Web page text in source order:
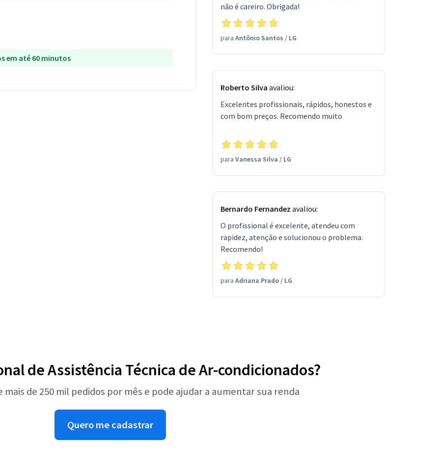
em até 60 minutos
não é careiro. Obrigada!
para Antônio Santos / LG
Roberto Silva avaliou:
Excelentes profissionais, rápidos, honestos e
com bom preços. Recomendo muito
para Vanessa Silva / LG
Bernardo Fernandez avaliou:
O profissional é excelente, atendeu com
rapidez, atenção e solucionou o problema.
Recomendo!
para Adriana Prado/ LG
de Assistência Técnica de Ar-condicionados?
mais de 250 mil pedidos por mês e pode ajudar a aumentar sua renda
Quero me cadastrar